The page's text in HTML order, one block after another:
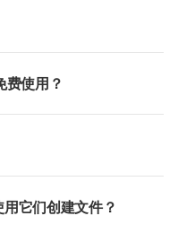
费使用？
它们创建文件？